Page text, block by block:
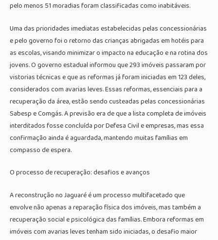
pelo menos 51 moradias foram classificadas como inabitáveis.
Uma das prioridades imediatas estabelecidas pelas concessionárias
e pelo governo foi o retorno das crianças abrigadas em hotéis para
as escolas, visando minimizar o impacto na educação e na rotina dos
jovens. O governo estadual informou que 293 imóveis passaram por
vistorias técnicas e que as reformas já foram iniciadas em 123 deles,
considerados com avarias leves. Essas reformas, essenciais para a
recuperação da área, estão sendo custeadas pelas concessionárias
Sabesp e Comgás. A previsão era de que a lista completa de imóveis
interditados fosse concluída por Defesa Civil e empresas, mas essa
confirmação ainda é aguardada, mantendo muitas famílias em
compasso de espera.
O processo de recuperação: desafios e avanços
A reconstrução no Jaguaré é um processo multifacetado que
envolve não apenas a reparação física dos imóveis, mas também a
recuperação social e psicológica das famílias. Embora reformas em
imóveis com avarias leves tenham sido iniciadas, o desafio maior